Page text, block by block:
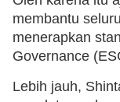
membantu
menerapkan
Governance
Lebih jauh,